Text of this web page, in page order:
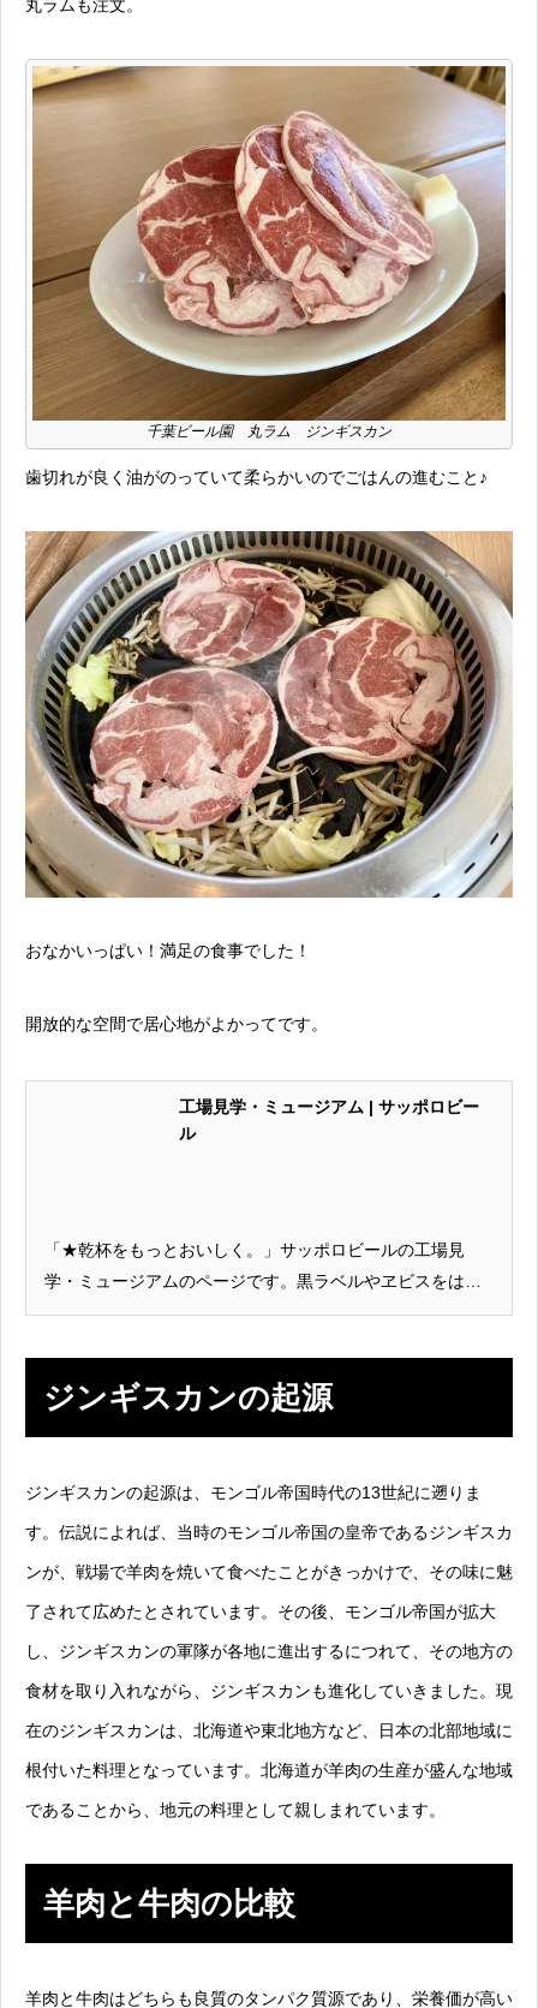
丸ラムも注文。
千葉ビール園 丸ラム ジンギスカン
歯切れが良く油がのっていて柔らかいのでごはんの進むこと♪
おなかいっぱい！満足の食事でした！
開放的な空間で居心地がよかってです。
工場見学・ミュージアム | サッポロビー
ル
「★乾杯をもっとおいしく。」サッポロビールの工場見
学・ミュージアムのページです。黒ラベルやヱビスをはじ
めとした商品情報のほか、レシピやサッポロのお酒が飲め
ジンギスカンの起源
ジンギスカンの起源は、モンゴル帝国時代の13世紀に遡りま
す。伝説によれば、当時のモンゴル帝国の皇帝であるジンギスカ
ンが、戦場で羊肉を焼いて食べたことがきっかけで、その味に魅
了されて広めたとされています。その後、モンゴル帝国が拡大
し、ジンギスカンの軍隊が各地に進出するにつれて、その地方の
食材を取り入れながら、ジンギスカンも進化していきました。現
在のジンギスカンは、北海道や東北地方など、日本の北部地域に
根付いた料理となっています。北海道が羊肉の生産が盛んな地域
であることから、地元の料理として親しまれています。
羊肉と牛肉の比較
羊肉と牛肉はどちらも良質のタンパク質源であり、栄養価が高い